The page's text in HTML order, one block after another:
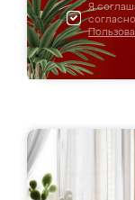
Я
согласно